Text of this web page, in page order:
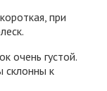
при
очень густой.
склонны к